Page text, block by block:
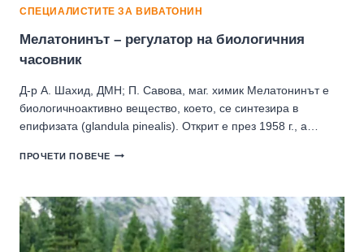
СПЕЦИАЛИСТИТЕ ЗА ВИВАТОНИН
Мелатонинът – регулатор на биoлoгичния
часовник
Д-р А. Шахид, ДМН; П. Савова, маг. химик Мелатонинът е
биологичноактивно вещество, което, се синтезира в
епифизата (glandula pinealis). Открит е през 1958 г., а…
ПРОЧЕТИ ПОВЕЧЕМЕЛАТОНИНЪТ
БИOЛOГИЧНИЯ
ЧАСОВНИК